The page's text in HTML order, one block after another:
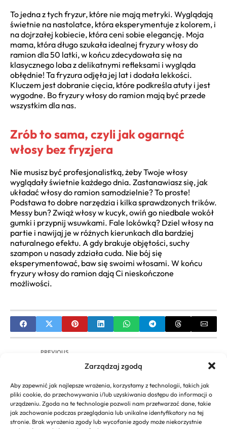
Zarządzaj zgodą
Aby zapewnić jak najlepsze wrażenia, korzystamy z technologii, takich jak
pliki cookie, do przechowywania i/lub uzyskiwania dostępu do informacji o
urządzeniu. Zgoda na te technologie pozwoli nam przetwarzać dane, takie
jak zachowanie podczas przeglądania lub unikalne identyfikatory na tej
stronie. Brak wyrażenia zgody lub wycofanie zgody może niekorzystnie
To jedna z tych fryzur, które nie mają metryki. Wyglądają
świetnie na nastolatce, która eksperymentuje z kolorem, i
na dojrzałej kobiecie, która ceni sobie elegancję. Moja
mama, która długo szukała idealnej fryzury włosy do
ramion dla 50 latki, w końcu zdecydowała się na
klasycznego loba z delikatnymi refleksami i wygląda
obłędnie! Ta fryzura odjęła jej lat i dodała lekkości.
Kluczem jest dobranie cięcia, które podkreśla atuty i jest
wygodne. Bo fryzury włosy do ramion mają być przede
wszystkim dla nas.
Zrób to sama, czyli jak ogarnąć
włosy bez fryzjera
Nie musisz być profesjonalistką, żeby Twoje włosy
wyglądały świetnie każdego dnia. Zastanawiasz się, jak
układać włosy do ramion samodzielnie? To proste!
Podstawa to dobre narzędzia i kilka sprawdzonych trików.
Messy bun? Zwiąż włosy w kucyk, owiń go niedbale wokół
gumki i przypnij wsuwkami. Fale lokówką? Dziel włosy na
partie i nawijaj je w różnych kierunkach dla bardziej
naturalnego efektu. A gdy brakuje objętości, suchy
szampon u nasady zdziała cuda. Nie bój się
eksperymentować, baw się swoimi włosami. W końcu
fryzury włosy do ramion dają Ci nieskończone
możliwości.
PREVIOUS
Koloryzacja Sombre: Przewodnik po Subtelnym
NEXT
Modne Fryzury dla Chłopców: Trendy i Inspiracje |
Przewodnik